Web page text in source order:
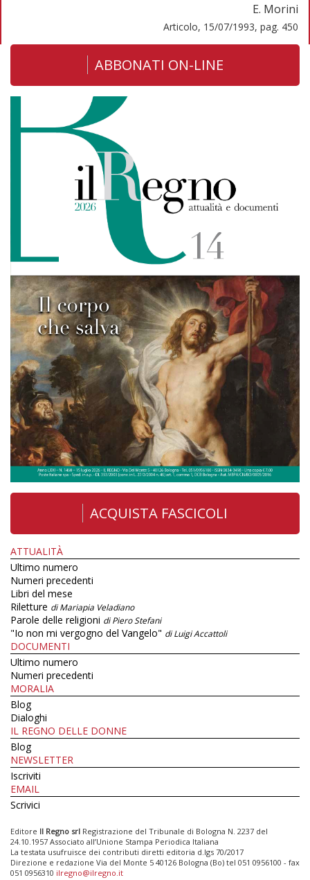
E. Morini
Articolo, 15/07/1993, pag. 450
ABBONATI ON-LINE
ACQUISTA FASCICOLI
ATTUALITÀ
Ultimo numero
Numeri precedenti
Libri del mese
Riletture di Mariapia Veladiano
Parole delle religioni di Piero Stefani
"Io non mi vergogno del Vangelo" di Luigi Accattoli
DOCUMENTI
Ultimo numero
Numeri precedenti
MORALIA
Blog
Dialoghi
IL REGNO DELLE DONNE
Blog
NEWSLETTER
Iscriviti
EMAIL
Scrivici
Editore Il Regno srl Registrazione del Tribunale di Bologna N. 2237 del
24.10.1957 Associato all’Unione Stampa Periodica Italiana
La testata usufruisce dei contributi diretti editoria d.lgs 70/2017
Direzione e redazione Via del Monte 5 40126 Bologna (Bo) tel 051 0956100 - fax
051 0956310 ilregno@ilregno.it